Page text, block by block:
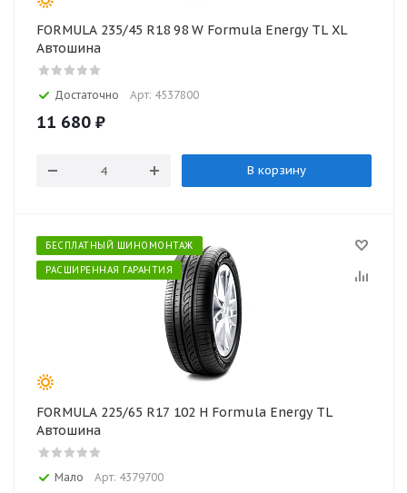
FORMULA 235/45 R18 98 W Formula Energy TL XL
Автошина
Достаточно Арт: 4537800
11 680 ₽
В корзину
БЕСПЛАТНЫЙ ШИНОМОНТАЖ
РАСШИРЕННАЯ ГАРАНТИЯ
FORMULA 225/65 R17 102 H Formula Energy TL
Автошина
Мало Арт: 4379700